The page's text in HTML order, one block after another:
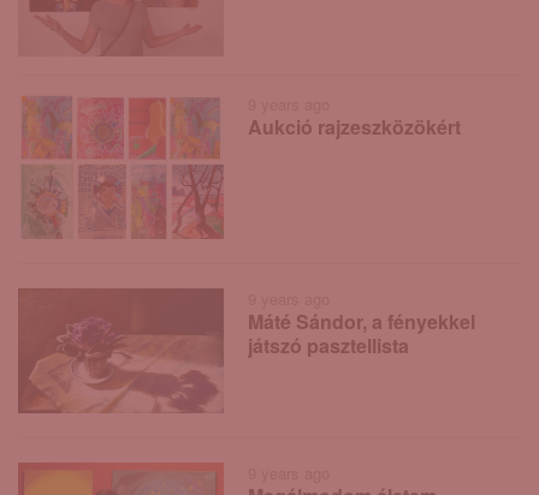
Aukció rajzeszközökért
Máté Sándor, a fényekkel
játszó pasztellista